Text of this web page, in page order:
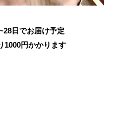
日でお届け予定
1000円かかります